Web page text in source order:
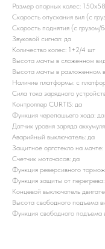
Размер опорных колес:
Скорость опускания вил (с
Скорость поднятия (с
Звуковой сигнал: да
Количество колес: 1+2/4 шт
Высота мачты в сложенном
Высота мачты в разложенном
Наличие платформы: с
Сила тока зарядного
Контроллер CURTIS: да
Функция черепашьего хода: да
Датчик уровня заряда
Аварийный выключатель: да
Защитное оргстекло на мачте:
Счетчик моточасов: да
Функция реверсивного
Функция защиты от
Концевой выключатель
Высота свободного подъема
Функция свободного подъема